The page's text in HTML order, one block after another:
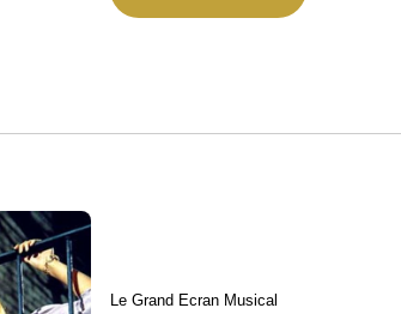
Le Grand Ecran Musical